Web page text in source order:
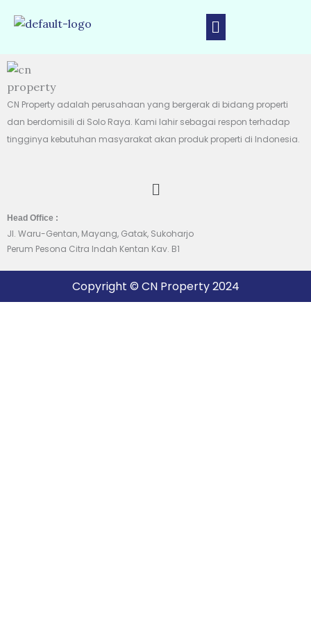
Menu
CN Property adalah perusahaan yang bergerak di bidang properti
dan berdomisili di Solo Raya. Kami lahir sebagai respon terhadap
tingginya kebutuhan masyarakat akan produk properti di Indonesia.
Menu
Head Office :
Jl. Waru-Gentan, Mayang, Gatak, Sukoharjo
Perum Pesona Citra Indah Kentan Kav. B1
Copyright © CN Property 2024